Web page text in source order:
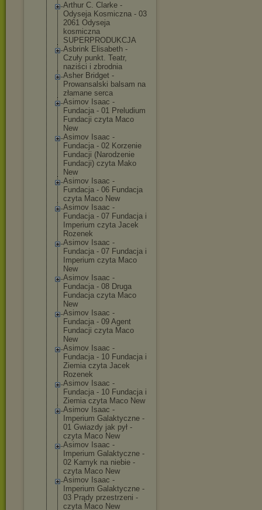
Arthur C. Clarke -
Odyseja Kosmiczna - 03
2061 Odyseja
kosmiczna
SUPERPRODUKCJA
Asbrink Elisabeth -
Czuły punkt. Teatr,
naziści i zbrodnia
Asher Bridget -
Prowansalski balsam na
złamane serca
Asimov Isaac -
Fundacja - 01 Preludium
Fundacji czyta Maco
New
Asimov Isaac -
Fundacja - 02 Korzenie
Fundacji (Narodzenie
Fundacji) czyta Mako
New
Asimov Isaac -
Fundacja - 06 Fundacja
czyta Maco New
Asimov Isaac -
Fundacja - 07 Fundacja i
Imperium czyta Jacek
Rozenek
Asimov Isaac -
Fundacja - 07 Fundacja i
Imperium czyta Maco
New
Asimov Isaac -
Fundacja - 08 Druga
Fundacja czyta Maco
New
Asimov Isaac -
Fundacja - 09 Agent
Fundacji czyta Maco
New
Asimov Isaac -
Fundacja - 10 Fundacja i
Ziemia czyta Jacek
Rozenek
Asimov Isaac -
Fundacja - 10 Fundacja i
Ziemia czyta Maco New
Asimov Isaac -
Imperium Galaktyczne -
01 Gwiazdy jak pył -
czyta Maco New
Asimov Isaac -
Imperium Galaktyczne -
02 Kamyk na niebie -
czyta Maco New
Asimov Isaac -
Imperium Galaktyczne -
03 Prądy przestrzeni -
czyta Maco New